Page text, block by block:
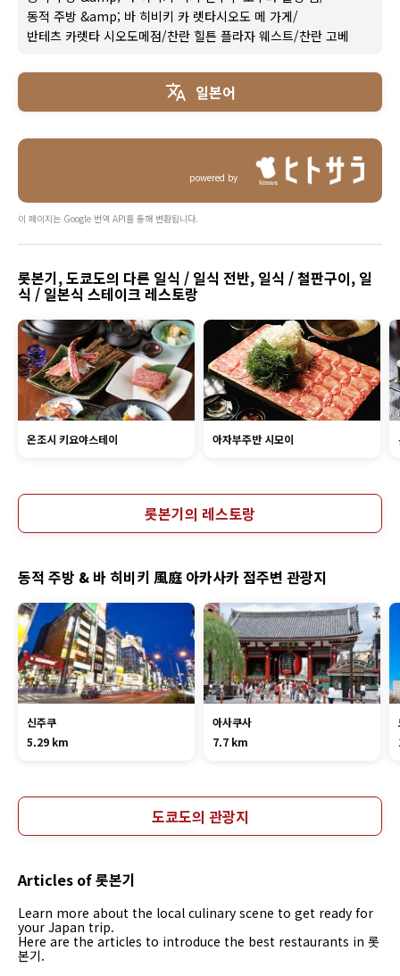
동적 주방 &amp; 바 히비키 카 렛타시오도 메 가게/
반테츠 카렛타 시오도메점/찬란 힐튼 플라자 웨스트/찬란 고베
일본어
powered by
이 페이지는 Google 번역 API를 통해 변환됩니다.
롯본기, 도쿄도의 다른 일식 / 일식 전반, 일식 / 철판구이, 일
식 / 일본식 스테이크 레스토랑
온조시 키요야스테이 아자부주반 시모이
롯본기의 레스토랑
동적 주방 & 바 히비키 風庭 아카사카 점주변 관광지
신주쿠
5.29 km
아사쿠사
7.7 km
도쿄도의 관광지
Articles of 롯본기
Learn more about the local culinary scene to get ready for
your Japan trip.
Here are the articles to introduce the best restaurants in 롯
본기.